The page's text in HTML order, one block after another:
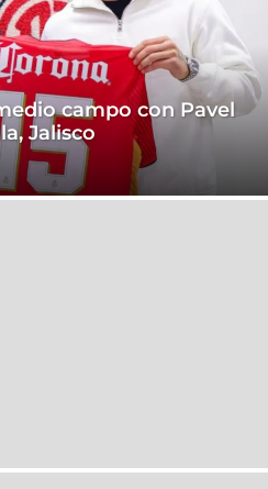
campo con Pavel
Jalisco